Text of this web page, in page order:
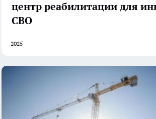
центр реабилитации для
СВО
2025